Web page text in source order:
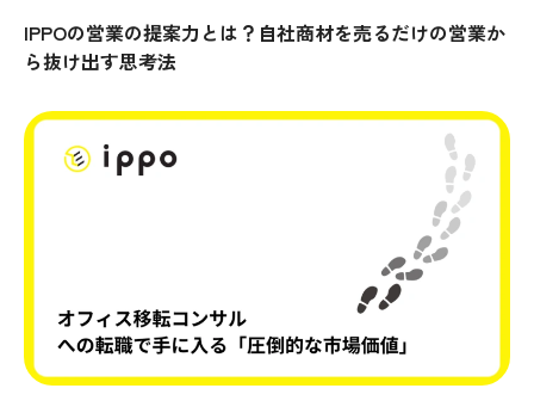
IPPOの営業の提案力とは？自社商材を売るだけの営業か
ら抜け出す思考法